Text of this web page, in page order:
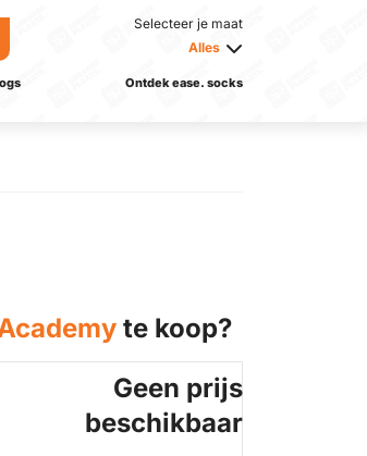
Selecteer je maat
Alles
Ontdek ease. socks
te koop?
Geen prijs
beschikbaar